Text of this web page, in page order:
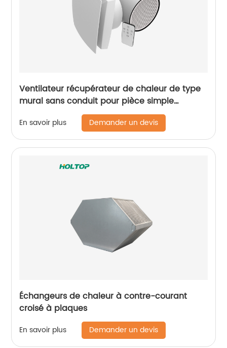
Ventilateur récupérateur de chaleur de type
mural sans conduit pour pièce simple
En savoir plus Demander un devis
Échangeurs de chaleur à contre-courant
croisé à plaques
En savoir plus Demander un devis